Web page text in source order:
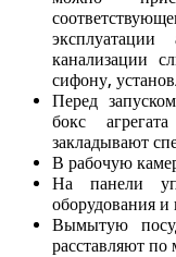
канализации
сифону,
Перед
бокс
закладывают
В рабочую
На панели
оборудования
Вымытую
расставляют по